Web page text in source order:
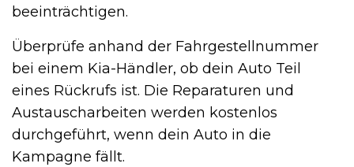
beeinträchtigen.
Überprüfe anhand der Fahrgestellnummer
bei einem Kia-Händler, ob dein Auto Teil
eines Rückrufs ist. Die Reparaturen und
Austauscharbeiten werden kostenlos
durchgeführt, wenn dein Auto in die
Kampagne fällt.